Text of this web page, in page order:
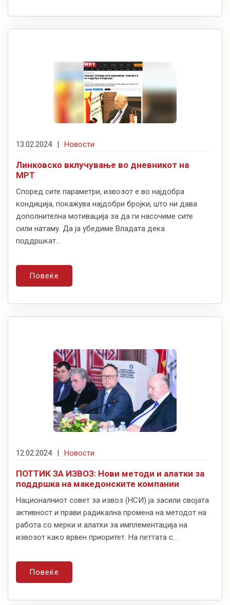
13.02.2024 Новости
Линковско вклучување во дневникот на
МРТ
Според сите параметри, извозот е во најдобра
кондиција, покажува најдобри бројки, што ни дава
дополнителна мотивација за да ги насочиме сите
сили натаму. Да ја убедиме Владата дека
поддршкат...
Повеќе
12.02.2024 | Новости
ПОТТИК ЗА ИЗВОЗ: Нови методи и алатки за
поддршка на македонските компании
Националниот совет за извоз (НСИ) ја засили својата
активност и прави радикална промена на методот на
работа со мерки и алатки за имплементација на
извозот како врвен приоритет. На петтата с...
Повеќе